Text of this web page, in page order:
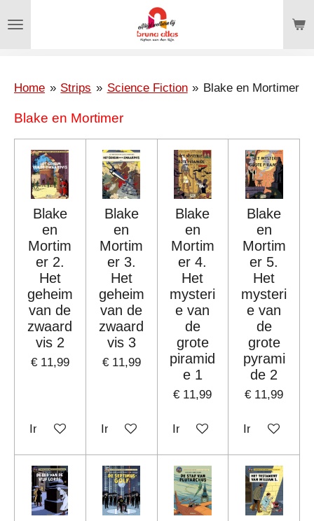
direct
hoofdinhoud
Home » Strips » Science Fiction » Blake en Mortimer
Blake en Mortimer
Blake
en
Mortim
er 2.
Het
geheim
van de
zwaard
vis 2
€ 11,99
In winkelwagen
Blake
en
Mortim
er 3.
Het
geheim
van de
zwaard
vis 3
€ 11,99
In winkelwagen
Blake
en
Mortim
er 4.
Het
mysteri
e van
de
grote
piramid
e 1
€ 11,99
In winkelwagen
Blake
en
Mortim
er 5.
Het
mysteri
e van
de
grote
pyrami
de 2
€ 11,99
In